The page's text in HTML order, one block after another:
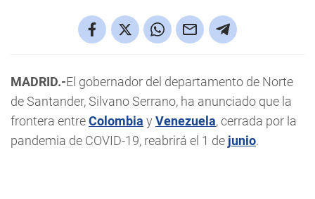
MADRID.-El gobernador del departamento de Norte
de Santander, Silvano Serrano, ha anunciado que la
frontera entreColombia y Venezuela, cerrada por la
pandemia de COVID-19, reabrirá el 1 de junio.